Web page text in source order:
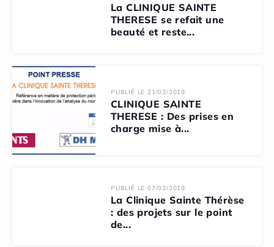
La CLINIQUE SAINTE
THERESE se refait une
beauté et reste...
PUBLIÉ LE 21/03/2019
CLINIQUE SAINTE
THERESE : Des prises en
charge mise à...
PUBLIÉ LE 07/02/2019
La Clinique Sainte Thérèse
: des projets sur le point
de...